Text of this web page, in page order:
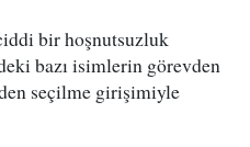
bir hoşnutsuzluk
bazı isimlerin görevden
seçilme girişimiyle